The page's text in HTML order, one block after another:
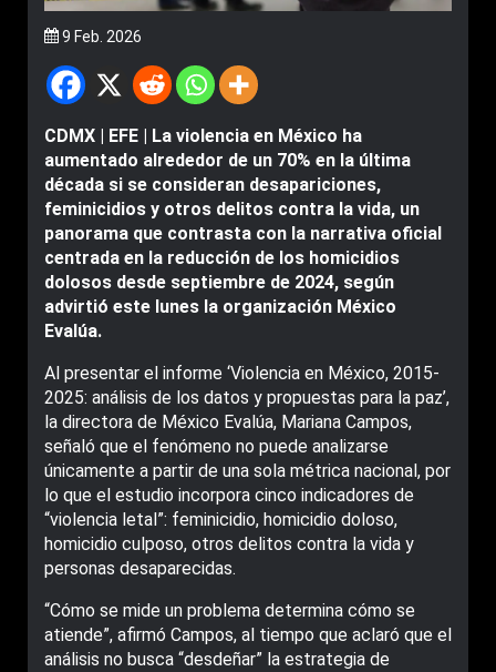
9 Feb. 2026
CDMX | EFE | La violencia en México ha
aumentado alrededor de un 70% en la última
década si se consideran desapariciones,
feminicidios y otros delitos contra la vida, un
panorama que contrasta con la narrativa oficial
centrada en la reducción de los homicidios
dolosos desde septiembre de 2024, según
advirtió este lunes la organización México
Evalúa.
Al presentar el informe ‘Violencia en México, 2015-
2025: análisis de los datos y propuestas para la paz’,
la directora de México Evalúa, Mariana Campos,
señaló que el fenómeno no puede analizarse
únicamente a partir de una sola métrica nacional, por
lo que el estudio incorpora cinco indicadores de
“violencia letal”: feminicidio, homicidio doloso,
homicidio culposo, otros delitos contra la vida y
personas desaparecidas.
“Cómo se mide un problema determina cómo se
atiende”, afirmó Campos, al tiempo que aclaró que el
análisis no busca “desdeñar” la estrategia de